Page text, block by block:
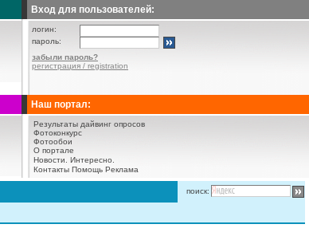
Вход для пользователей:
логин:
пароль:
забыли пароль?
регистрация / registration
Наш портал:
Результаты дайвинг опросов
Фотоконкурс
Фотообои
О портале
Новости.
Интересно.
Контакты Помощь Реклама
поиск: